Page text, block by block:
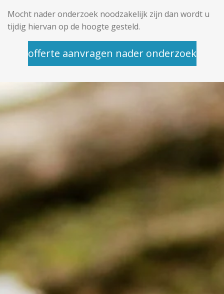
Mocht nader onderzoek noodzakelijk zijn dan wordt u
tijdig hiervan op de hoogte gesteld.
offerte aanvragen nader onderzoek